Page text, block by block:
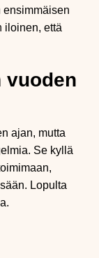
ensimmäisen
iloinen, että
vuoden
ajan, mutta
Se kyllä
Lopulta